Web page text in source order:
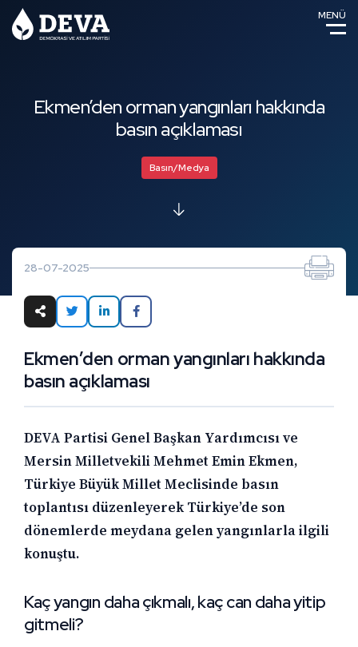
MENÜ
Ekmen’den orman yangınları hakkında
basın açıklaması
Basın/Medya
28-07-2025
Ekmen’den orman yangınları hakkında
basın açıklaması
DEVA Partisi Genel Başkan Yardımcısı ve
Mersin Milletvekili Mehmet Emin Ekmen,
Türkiye Büyük Millet Meclisinde basın
toplantısı düzenleyerek Türkiye’de son
dönemlerde meydana gelen yangınlarla ilgili
konuştu.
Kaç yangın daha çıkmalı, kaç can daha yitip
gitmeli?